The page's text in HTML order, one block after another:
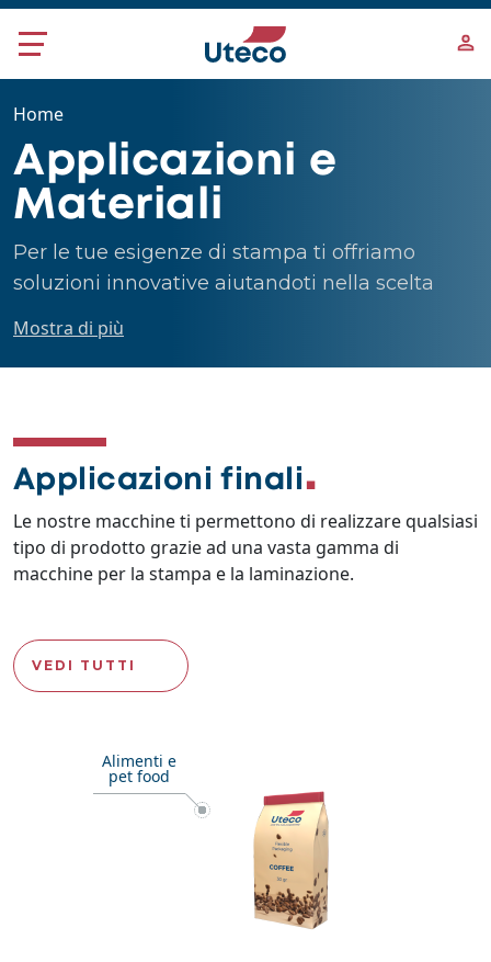
Salta al contenuto principale
Home
Applicazioni e
Materiali
Per le tue esigenze di stampa ti offriamo
soluzioni innovative aiutandoti nella scelta
Mostra di più
Applicazioni finali
Le nostre macchine ti permettono di realizzare qualsiasi
tipo di prodotto grazie ad una vasta gamma di
macchine per la stampa e la laminazione.
VEDI TUTTI
Alimenti e
pet food